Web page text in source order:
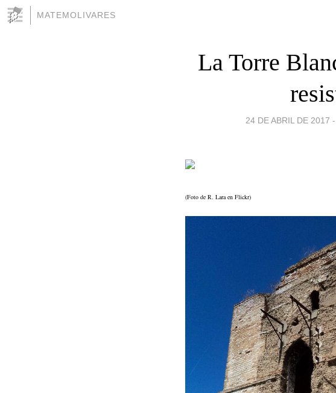
MATEMOLIVARES
La Torre
24 DE ABRIL DE 2017
(Foto de R. Lara en Flickr)